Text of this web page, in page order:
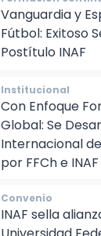
Formación
Vanguardia y
Fútbol: Exitoso
Institucional
Con Enfoque
Global: Se
Internacional
por FFCh e INAF
Convenio
INAF sella